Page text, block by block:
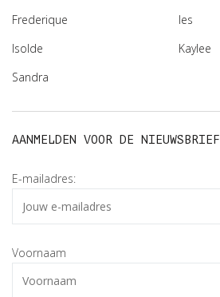
Frederique
Ies
Isolde
Kaylee
Sandra
AANMELDEN VOOR DE NIEUWSBRIEF
E-mailadres:
Voornaam